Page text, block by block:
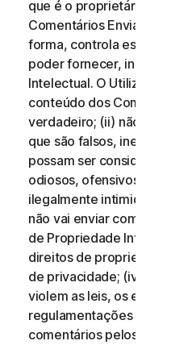
que é o proprietário de
Comentários Enviados,
forma, controla esses
poder fornecer,
Intelectual. O Utilizador
conteúdo dos
verdadeiro; (ii) não vai
que são falsos,
possam ser
odiosos, ofensivos,
ilegalmente
não vai enviar
de Propriedade
direitos de propriedade
de privacidade; (iv) não
violem as leis, os
regulamentações
comentários pelos